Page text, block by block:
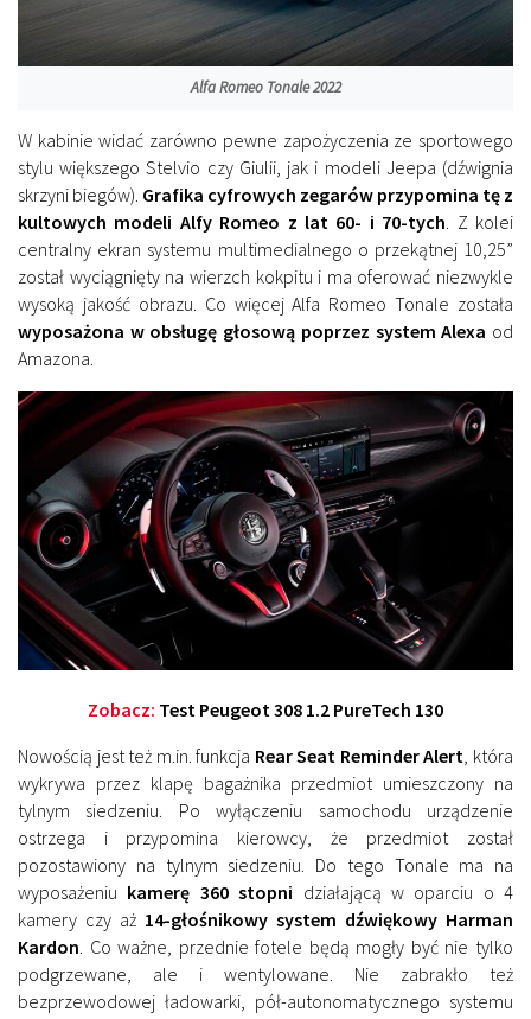
Alfa Romeo Tonale 2022
W kabinie widać zarówno pewne zapożyczenia ze sportowego
stylu większego Stelvio czy Giulii, jak i modeli Jeepa (dźwignia
skrzyni biegów). Grafika cyfrowych zegarów przypomina tę z
kultowych modeli Alfy Romeo z lat 60- i 70-tych. Z kolei
centralny ekran systemu multimedialnego o przekątnej 10,25”
został wyciągnięty na wierzch kokpitu i ma oferować niezwykle
wysoką jakość obrazu. Co więcej Alfa Romeo Tonale została
wyposażona w obsługę głosową poprzez system Alexa od
Amazona.
Zobacz: Test Peugeot 308 1.2 PureTech 130
Nowością jest też m.in. funkcja Rear Seat Reminder Alert, która
wykrywa przez klapę bagażnika przedmiot umieszczony na
tylnym siedzeniu. Po wyłączeniu samochodu urządzenie
ostrzega i przypomina kierowcy, że przedmiot został
pozostawiony na tylnym siedzeniu. Do tego Tonale ma na
wyposażeniu kamerę 360 stopni działającą w oparciu o 4
kamery czy aż 14-głośnikowy system dźwiękowy Harman
Kardon. Co ważne, przednie fotele będą mogły być nie tylko
podgrzewane, ale i wentylowane. Nie zabrakło też
bezprzewodowej ładowarki, pół-autonomatycznego systemu